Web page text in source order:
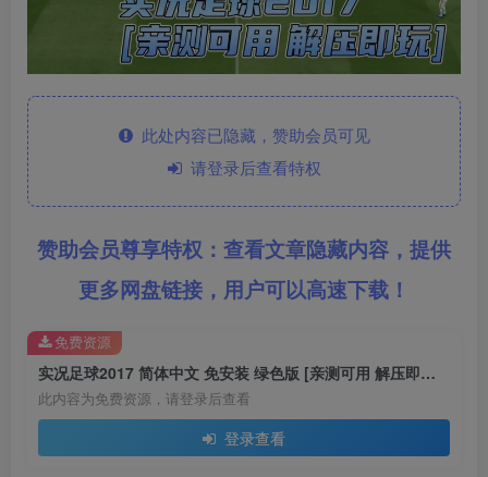
此处内容已隐藏，赞助会员可见
请登录后查看特权
赞助会员尊享特权：查看文章隐藏内容，提供
更多网盘链接，用户可以高速下载！
实况足球2017 简体中文 免安装 绿色版 [亲测可用 解压即玩]【5.74GB】
此内容为免费资源，请登录后查看
登录查看
免费资源